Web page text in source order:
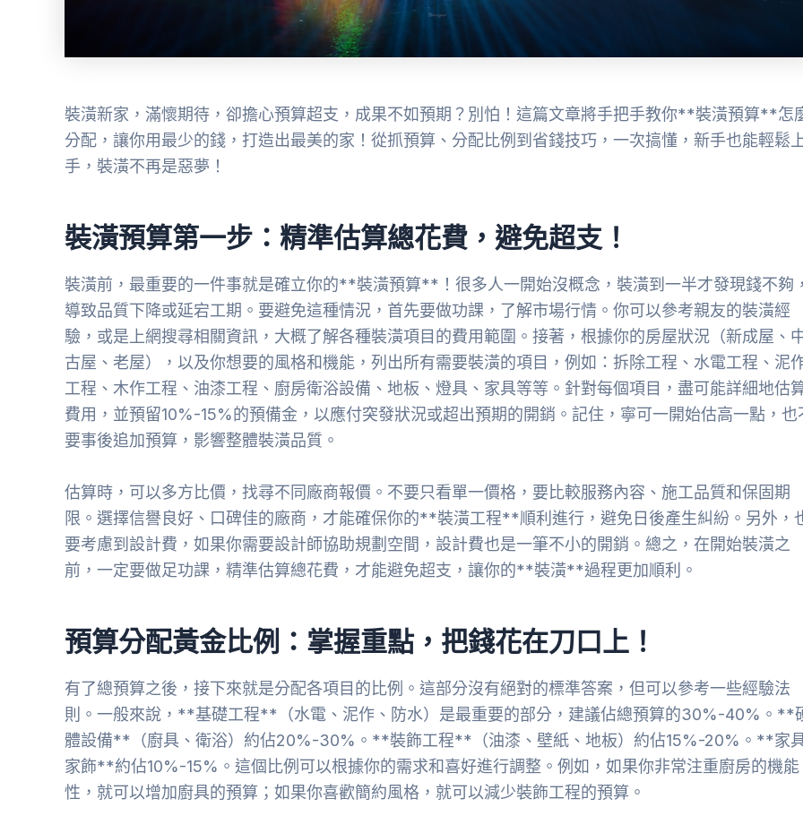
裝潢新家，滿懷期待，卻擔心預算超支，成果不如預期？別怕！這篇文章將手把手教你**裝潢預算**怎
分配，讓你用最少的錢，打造出最美的家！從抓預算、分配比例到省錢技巧，一次搞懂，新手也能輕鬆
手，裝潢不再是惡夢！
裝潢預算第一步：精準估算總花費，避免超支！
裝潢前，最重要的一件事就是確立你的**裝潢預算**！很多人一開始沒概念，裝潢到一半才發現錢不夠
導致品質下降或延宕工期。要避免這種情況，首先要做功課，了解市場行情。你可以參考親友的裝潢經
驗，或是上網搜尋相關資訊，大概了解各種裝潢項目的費用範圍。接著，根據你的房屋狀況（新成屋、
古屋、老屋），以及你想要的風格和機能，列出所有需要裝潢的項目，例如：拆除工程、水電工程、泥
工程、木作工程、油漆工程、廚房衛浴設備、地板、燈具、家具等等。針對每個項目，盡可能詳細地估
費用，並預留10%-15%的預備金，以應付突發狀況或超出預期的開銷。記住，寧可一開始估高一點，也
要事後追加預算，影響整體裝潢品質。
估算時，可以多方比價，找尋不同廠商報價。不要只看單一價格，要比較服務內容、施工品質和保固期
限。選擇信譽良好、口碑佳的廠商，才能確保你的**裝潢工程**順利進行，避免日後產生糾紛。另外，
要考慮到設計費，如果你需要設計師協助規劃空間，設計費也是一筆不小的開銷。總之，在開始裝潢之
前，一定要做足功課，精準估算總花費，才能避免超支，讓你的**裝潢**過程更加順利。
預算分配黃金比例：掌握重點，把錢花在刀口上！
有了總預算之後，接下來就是分配各項目的比例。這部分沒有絕對的標準答案，但可以參考一些經驗法
則。一般來說，**基礎工程**（水電、泥作、防水）是最重要的部分，建議佔總預算的30%-40%。**
體設備**（廚具、衛浴）約佔20%-30%。**裝飾工程**（油漆、壁紙、地板）約佔15%-20%。**家
家飾**約佔10%-15%。這個比例可以根據你的需求和喜好進行調整。例如，如果你非常注重廚房的機能
性，就可以增加廚具的預算；如果你喜歡簡約風格，就可以減少裝飾工程的預算。